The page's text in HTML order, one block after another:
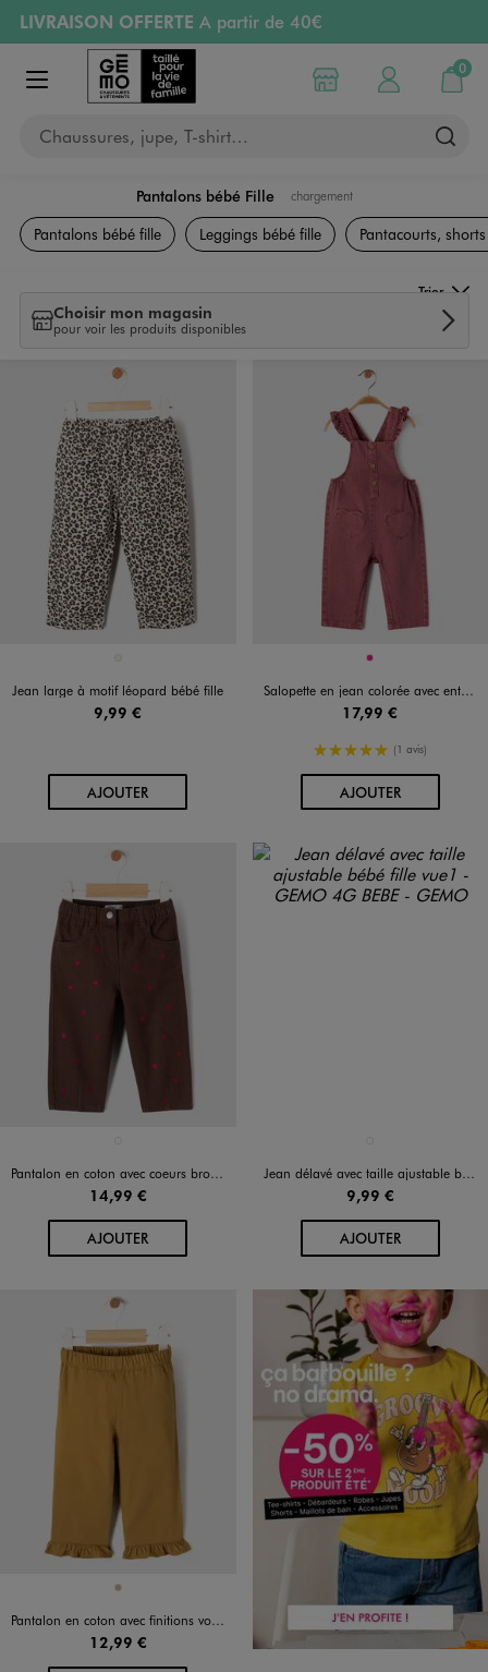
Aller au contenu principal
Aller à la navigation
LIVRAISON OFFERTE A partir de 40€
RETRAIT ET LIVRAISON OFFERTE
en magasin
PAYEZ EN 3x SANS FRAIS
Retours OFFERTS
pendant 30 jours
Afficher le menu
Chaussures, jupe, T-shirt…
Choisir mon magasin
Mon compte
0
Mon
Pantalons bébé Fille chargement
Vêtements Fille
Pantalons bébé fille Leggings bébé fille Pantacourts,
Choisir mon magasin
pour voir les produits disponibles
Trier
Jean large à motif léopard bébé fille
9,99 €
AJOUTERAU PANIER
Disponible en 1 coloris
ROSE FONCE
Salopette en jean colorée avec entrejambe zippé bébé fille
17,99 €
5/5 de moyenne
(1 avis)
AJOUTERAU PANIER
Pantalon en coton avec coeurs brodés et taille ajustable bébé fille
14,99 €
AJOUTERAU PANIER
Jean délavé avec taille ajustable bébé fille
9,99 €
AJOUTERAU PANIER
Disponible en 1 coloris
OCRE
Pantalon en coton avec finitions volantées bébé fille
12,99 €